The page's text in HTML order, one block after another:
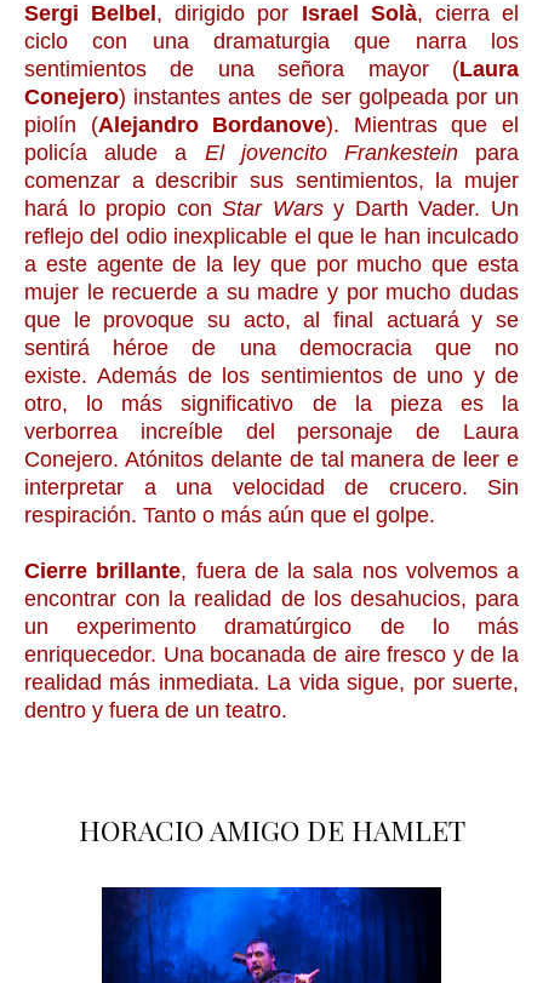
Sergi Belbel , dirigido por Israel Solà, cierra el
ciclo con una dramaturgia que narra los
sentimientos de una señora mayor (Laura
Conejero) instantes antes de ser golpeada por un
piolín (Alejandro Bordanove). Mientras que el
policía alude a El jovencito Frankesteinpara
comenzar a describir sus sentimientos, la mujer
hará lo propio conStar Warsy Darth Vader. Un
reflejo del odio inexplicable el que le han inculcado
a este agente de la ley que por mucho que esta
mujer le recuerde a su madre y por mucho dudas
que le provoque su acto, al final actuará y se
sentirá héroe de una democracia que no
existe. Además de los sentimientos de uno y de
otro, lo más significativo de la pieza es la
verborrea increíble del personaje de Laura
Conejero. Atónitos delante de tal manera de leer e
interpretar a una velocidad de crucero. Sin
respiración. Tanto o más aún que el golpe.
Cierre brillante, fuera de la sala nos volvemos a
encontrar con la realidad de los desahucios, para
un experimento dramatúrgico de lo más
enriquecedor. Una bocanada de aire fresco y de la
realidad más inmediata. La vida sigue, por suerte,
dentro y fuera de un teatro.
HORACIO AMIGO DE HAMLET